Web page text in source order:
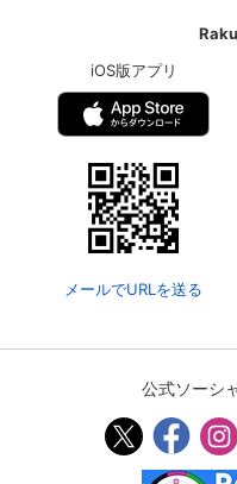
iOS版アプリ
メールでURLを送る
公式ソーシ